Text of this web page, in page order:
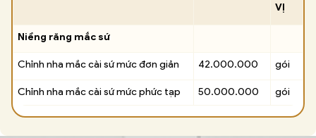
VỊ
Niềng răng mắc sứ
Chỉnh nha mắc cài sứ mức đơn giản 42.000.000 gói
Chỉnh nha mắc cài sứ mức phức tạp 50.000.000 gói